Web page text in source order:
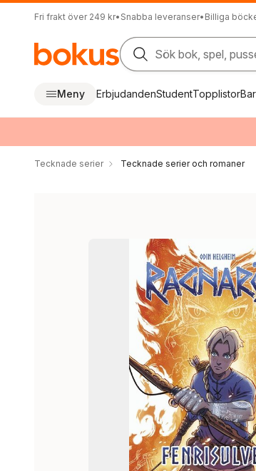
Fri frakt över 249 kr• Snabba leveranser• Billiga
Sök bok, spel,
Meny ErbjudandenStudentTopplistor
Tecknade serier Tecknade serier och romaner